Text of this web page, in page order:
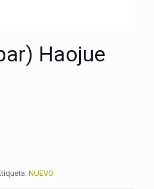
Haojue
NUEVO